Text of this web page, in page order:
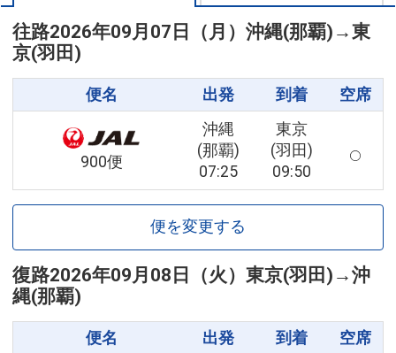
往路2026年09月07日（月） 沖縄(那覇) →東
京(羽田)
便名 出発 到着 空席
900便
沖縄
(那覇)
07:25
東京
(羽田)
09:50
便を変更する
復路2026年09月08日（火） 東京(羽田) →沖
縄(那覇)
便名 出発 到着 空席